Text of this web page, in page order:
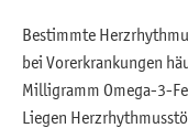
Bestimmte
bei Vorerkrankungen
Milligramm Omega-3-
Liegen